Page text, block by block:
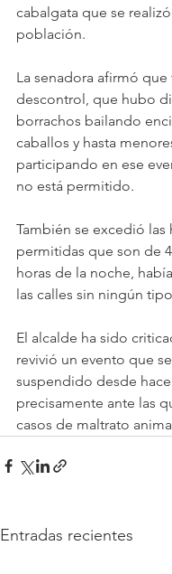
cabalgata que se
población.
La senadora afirmó
descontrol, que hubo
borrachos bailando
caballos y hasta
participando en ese
no está permitido.
También se excedió las
permitidas que son de
horas de la noche,
las calles sin ningún
El alcalde ha sido
revivió un evento que
suspendido desde hace
precisamente ante las
casos de maltrato
Entradas recientes